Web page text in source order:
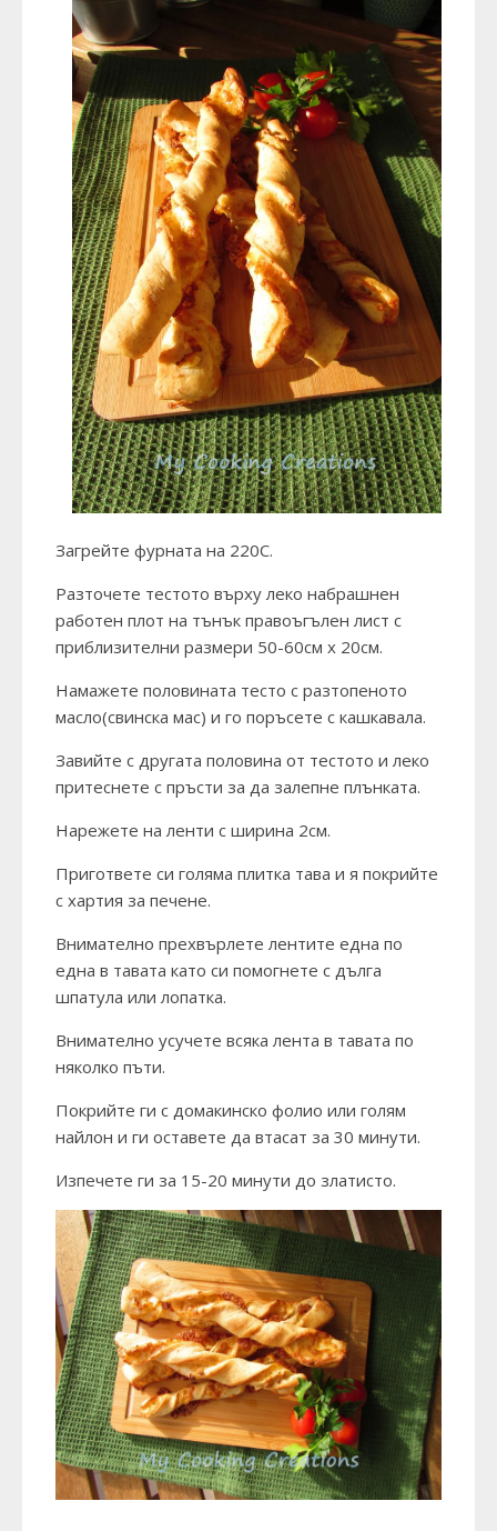
Загрейте фурната на 220С.
Разточете тестото върху леко набрашнен
работен плот на тънък правоъгълен лист с
приблизителни размери 50-60см х 20см.
Намажете половината тесто с разтопеното
масло(свинска мас) и го поръсете с кашкавала.
Завийте с другата половина от тестото и леко
притеснете с пръсти за да залепне плънката.
Нарежете на ленти с ширина 2см.
Пригответе си голяма плитка тава и я покрийте
с хартия за печене.
Внимателно прехвърлете лентите една по
една в тавата като си помогнете с дълга
шпатула или лопатка.
Внимателно усучете всяка лента в тавата по
няколко пъти.
Покрийте ги с домакинско фолио или голям
найлон и ги оставете да втасат за 30 минути.
Изпечете ги за 15-20 минути до златисто.